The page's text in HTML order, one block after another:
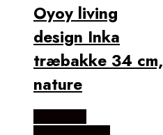
Oyoy living
design Inka
træbakke 34 cm,
nature